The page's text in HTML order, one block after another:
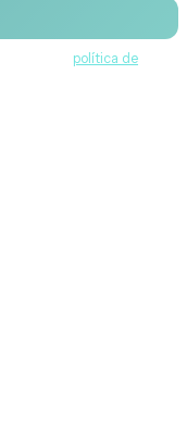
política de